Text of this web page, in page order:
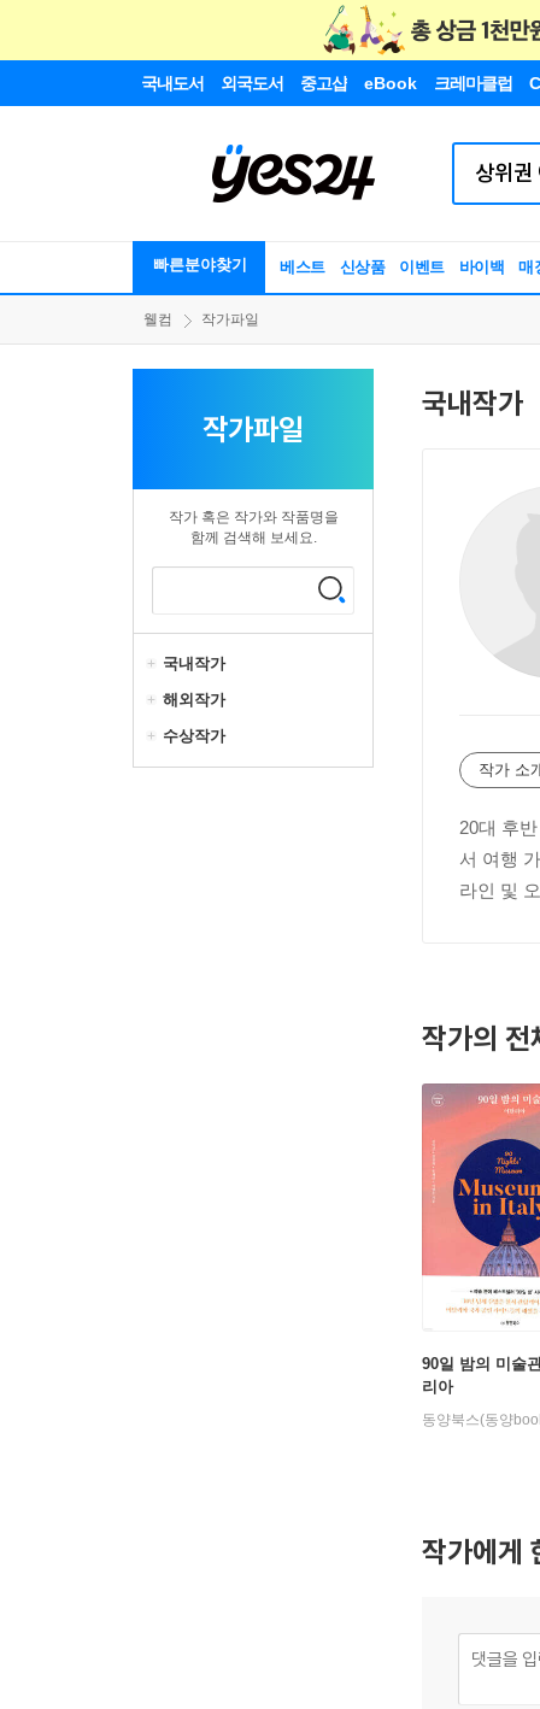
국내도서 외국도서 중고샵 eBook 크레마클럽
빠른분야찾기 베스트 신상품 이벤트 바이백 매
웰컴 작가파일
작가파일
작가 혹은 작가와 작품명을
함께 검색해 보세요.
국내작가
해외작가
수상작가
국내작가
작가 소
20대 후
서 여행
라인 및
작가의 전
90일 밤의 미술
리아
동양북스(동양
작가에게